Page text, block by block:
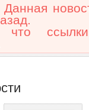
Данная
что